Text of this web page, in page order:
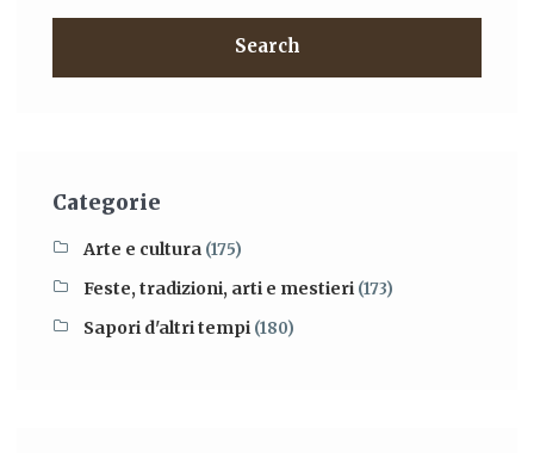
Search
Categorie
Arte e cultura (175)
Feste, tradizioni, arti e mestieri (173)
Sapori d'altri tempi (180)